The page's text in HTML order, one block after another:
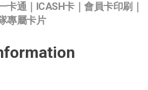
卡通｜ICASH卡｜會員卡印刷｜
專屬卡片